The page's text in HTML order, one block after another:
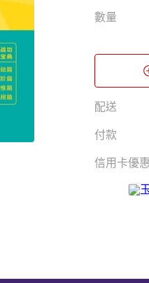
數量
配送
付款
信用卡優惠